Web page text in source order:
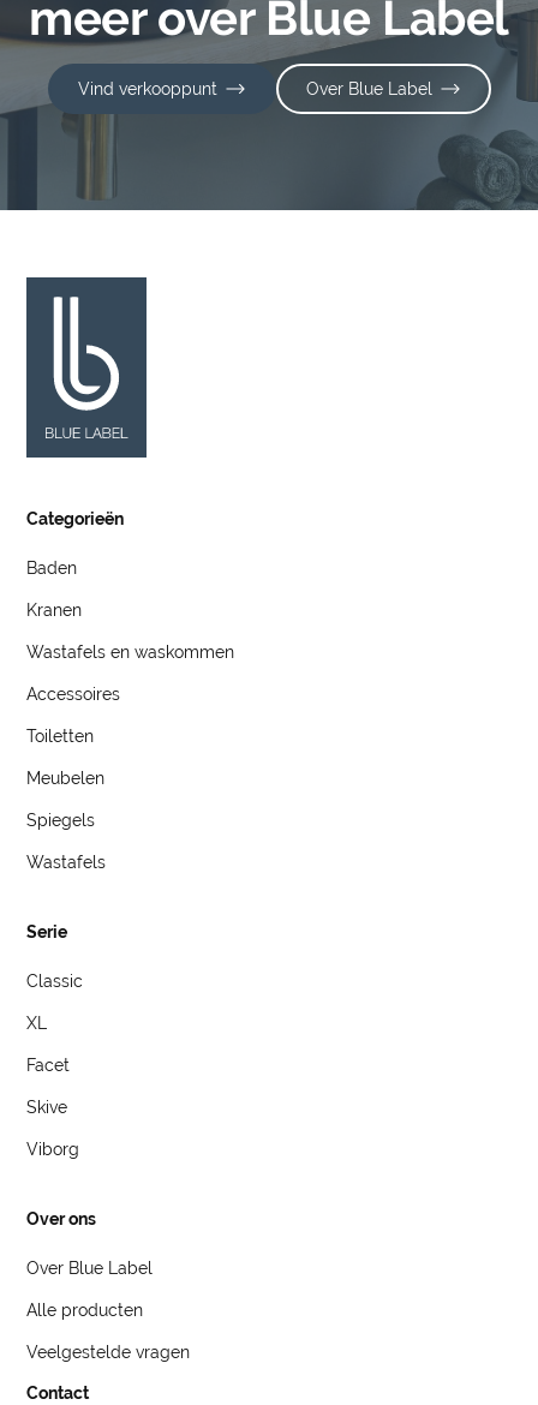
meer over Blue Label
Vind verkooppunt Over Blue Label
Categorieën
Baden
Kranen
Wastafels en waskommen
Accessoires
Toiletten
Meubelen
Spiegels
Wastafels
Serie
Classic
XL
Facet
Skive
Viborg
Over ons
Over Blue Label
Alle producten
Veelgestelde vragen
Contact